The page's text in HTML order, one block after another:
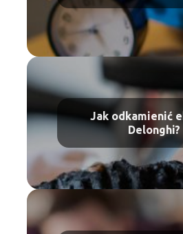
Jak odkamienić
Delonghi?